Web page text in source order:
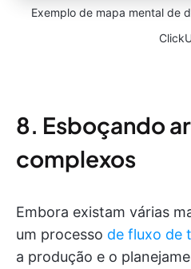
Exemplo de mapa mental de
8. Esboçando
complexos
Embora existam várias
um processo de fluxo de
a produção e o